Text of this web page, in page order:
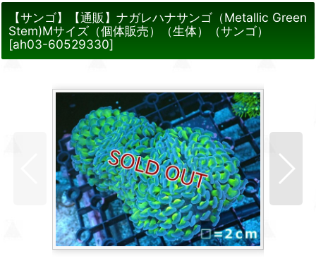
【サンゴ】【通販】ナガレハナサンゴ（Metallic Green
Stem)Mサイズ（個体販売）（生体）（サンゴ）
[ah03-60529330]